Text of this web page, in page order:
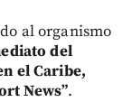
al organismo
del
el Caribe,
News”.